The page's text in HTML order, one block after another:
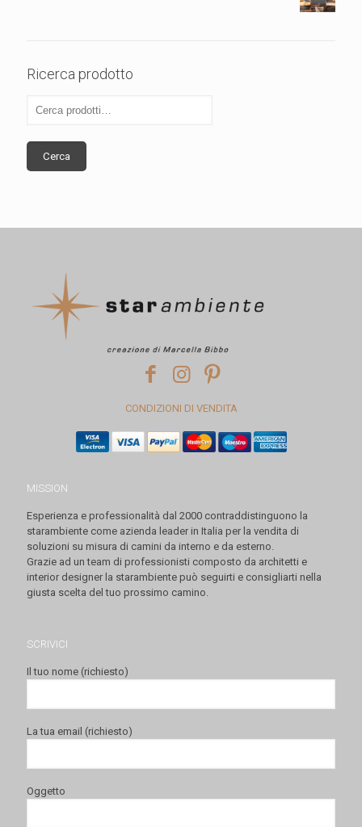
Ricerca prodotto
Cerca
CONDIZIONI DI VENDITA
MISSION
Esperienza e professionalità dal 2000 contraddistinguono la
starambiente come azienda leader in Italia per la vendita di
soluzioni su misura di camini da interno e da esterno.
Grazie ad un team di professionisti composto da architetti e
interior designer la starambiente può seguirti e consigliarti nella
giusta scelta del tuo prossimo camino.
SCRIVICI
Il tuo nome (richiesto)
La tua email (richiesto)
Oggetto